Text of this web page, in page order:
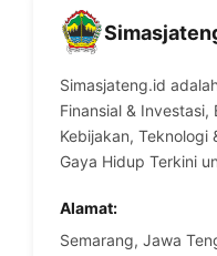
Simasjateng.id
Finansial & Investasi,
Kebijakan, Teknologi
Gaya Hidup Terkini
Alamat:
Semarang, Jawa